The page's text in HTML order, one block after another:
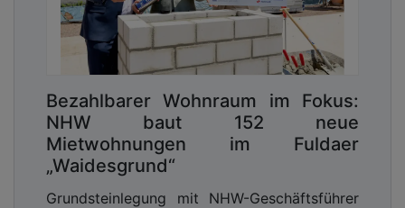
Bezahlbarer Wohnraum im Fokus:
NHW baut 152 neue
Mietwohnungen im Fuldaer
„Waidesgrund“
Grundsteinlegung mit NHW-Geschäftsführer